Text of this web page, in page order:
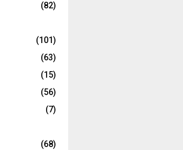
(82)
(101)
(63)
(15)
(56)
(7)
(68)